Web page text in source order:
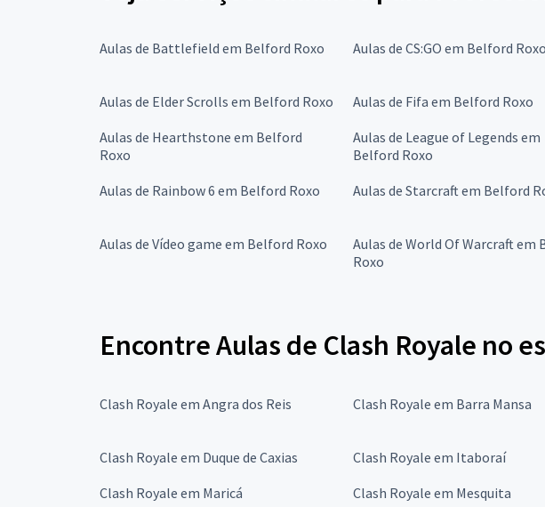
Aulas de Battlefield em Belford Roxo Aulas de CS:GO em Belford Roxo
Aulas de Elder Scrolls em Belford Roxo
Aulas de Fifa em Belford Roxo
Aulas de Hearthstone em Belford
Roxo
Aulas de League of Legends em
Belford Roxo
Aulas de Rainbow 6 em Belford Roxo Aulas de Starcraft em Belford
Aulas de Vídeo game em Belford Roxo
Aulas de World Of Warcraft em
Roxo
Encontre Aulas de Clash Royale no
Clash Royale em Angra dos Reis Clash Royale em Barra Mansa
Clash Royale em Duque de Caxias
Clash Royale em Itaboraí
Clash Royale em Maricá
Clash Royale em Mesquita